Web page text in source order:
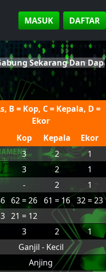
MASUK DAFTAR
Sekarang Dan
B = Kop, C = Kepala, D =
Ekor
Kop Kepala
Ekor
3 2
1
3 2
1
- 2 1
62 = 26 61 = 16
32 = 23
21 = 12
3 2
1
Ganjil - Kecil
Anjing